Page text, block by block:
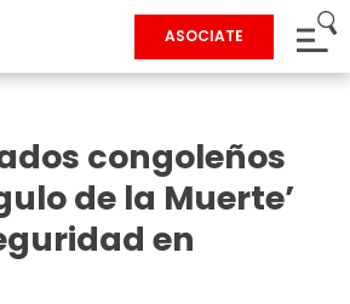
ASOCIATE
congoleños
de la Muerte’
en